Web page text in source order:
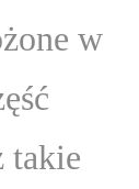
w
takie